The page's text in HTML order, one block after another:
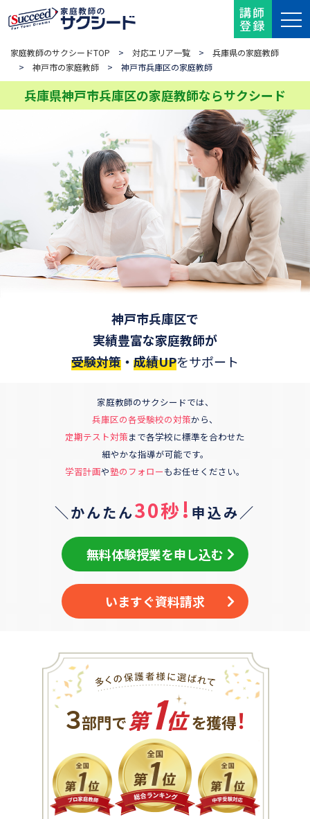
講師
登録
家庭教師のサクシードTOP > 対応エリア一覧 > 兵庫県の家庭教師
> 神戸市の家庭教師 > 神戸市兵庫区の家庭教師
兵庫県神戸市兵庫区の家庭教師ならサクシード
神戸市兵庫区で
実績豊富な家庭教師が
受験対策 ・ 成績UPをサポート
家庭教師のサクシードでは、
兵庫区の各受験校の対策から、
定期テスト対策まで各学校に標準を合わせた
細やかな指導が可能です。
学習計画や塾のフォローもお任せください。
＼かんたん30秒! 申込み／
無料体験授業を申し込む
いますぐ資料請求
３部門で 第1位を獲得！